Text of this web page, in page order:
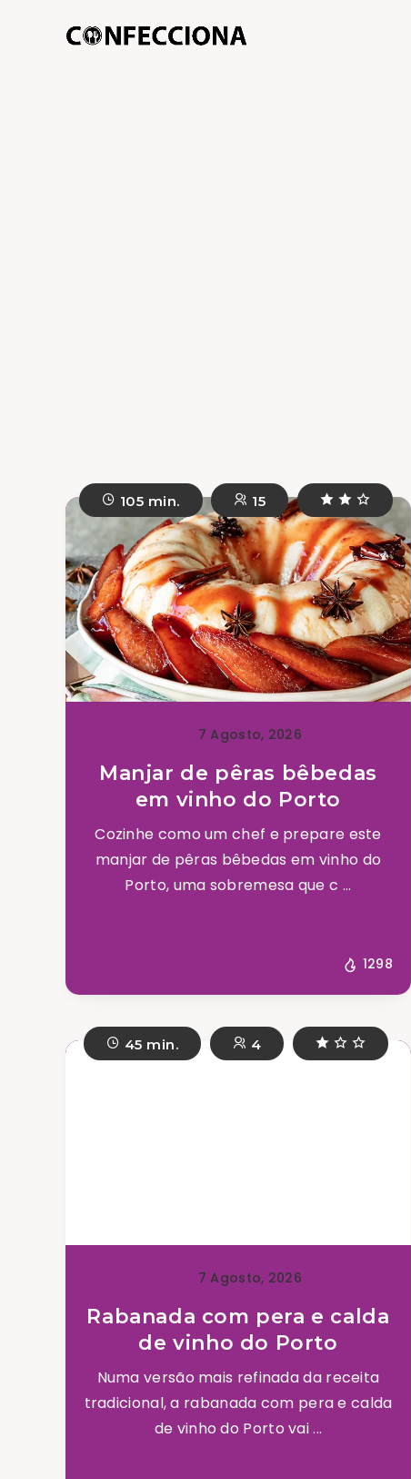
105 min. 15
7 Agosto, 2026
Manjar de pêras bêbedas
em vinho do Porto
Cozinhe como um chef e prepare este
manjar de pêras bêbedas em vinho do
Porto, uma sobremesa que c ...
1298
45 min. 4
7 Agosto, 2026
Rabanada com pera e calda
de vinho do Porto
Numa versão mais refinada da receita
tradicional, a rabanada com pera e calda
de vinho do Porto vai ...